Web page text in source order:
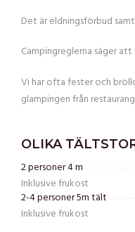
Det är eldningsförbud
Campingreglerna säger
Vi har ofta fester och
glampingen från
OLIKA
2 personer 4 m
Inklusive frukost
2-4 personer 5m tält
Inklusive frukost